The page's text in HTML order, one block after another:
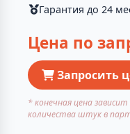
Гарантия до 24
Цена по
Запросить
* конечная цена
количества штук в